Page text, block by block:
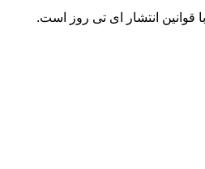
قوانین انتشار ای تی روز است.